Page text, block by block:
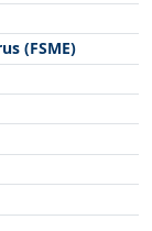
(FSME)